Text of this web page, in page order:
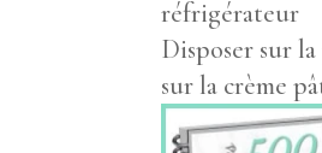
réfrigérateur
Disposer sur
sur la crème